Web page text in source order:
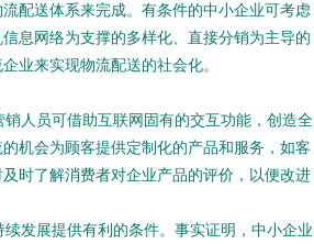
配送体系来完成。有条件的中小企业可考虑
息网络为支撑的多样化、直接分销为主导的
业来实现物流配送的社会化。
人员可借助互联网固有的交互功能，创造全
机会为顾客提供定制化的产品和服务，如客
时了解消费者对企业产品的评价，以便改进
发展提供有利的条件。事实证明，中小企业